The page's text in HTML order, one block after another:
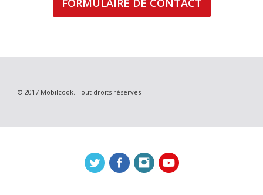
FORMULAIRE DE CONTACT
© 2017 Mobilcook. Tout droits réservés